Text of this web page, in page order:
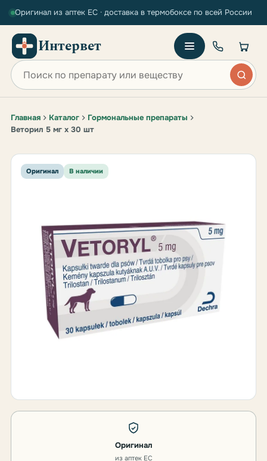
Оригинал из аптек ЕС · доставка в термобоксе по всей России
Интервет
Поиск по сайту
Главная Каталог
Гормональные препараты
Веторил 5 мг х 30 шт
Оригинал В наличии
Оригинал
из аптек ЕС